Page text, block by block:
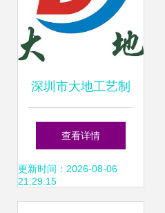
深圳市大地工艺制
品厂业务拓展之道
从产品制造到市场
查看详情
更新时间：2026-08-06
21:29:15